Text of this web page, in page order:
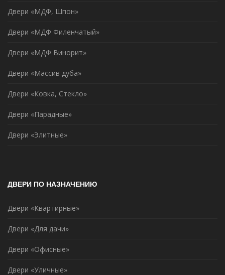
Двери «МДФ, Шпон»
Двери «МДФ Филенчатый»
Двери «МДФ Винорит»
Двери «Массив дуба»
Двери «Ковка, Стекло»
Двери «Парадные»
Двери «Элитные»
ДВЕРИ ПО НАЗНАЧЕНИЮ
Двери «Квартирные»
Двери «Для дачи»
Двери «Офисные»
Двери «Уличные»